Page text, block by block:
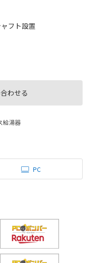
わせる
フト設置
給湯器
PC